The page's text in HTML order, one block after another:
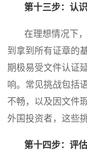
第十三步：认
在理想情况下，
到拿到所有证章的
期极易受文件认证
响。常见挑战包括
不畅，以及因文件
外国投资者，这些
第十四步：评